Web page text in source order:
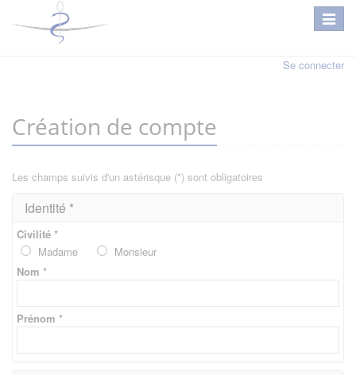
Se connecter
Création de compte
Les champs suivis d'un astérisque (*) sont obligatoires
Identité *
Civilité *
Madame
Monsieur
Nom *
Prénom *